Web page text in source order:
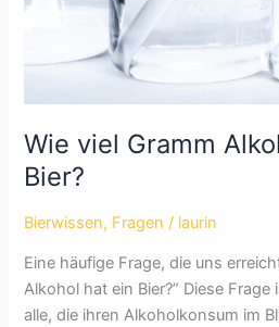
Wie viel Gramm
Bier?
Bierwissen, Fragen / laurin
Eine häufige Frage, die uns
Alkohol hat ein Bier?” Diese
alle, die ihren Alkoholkonsum im